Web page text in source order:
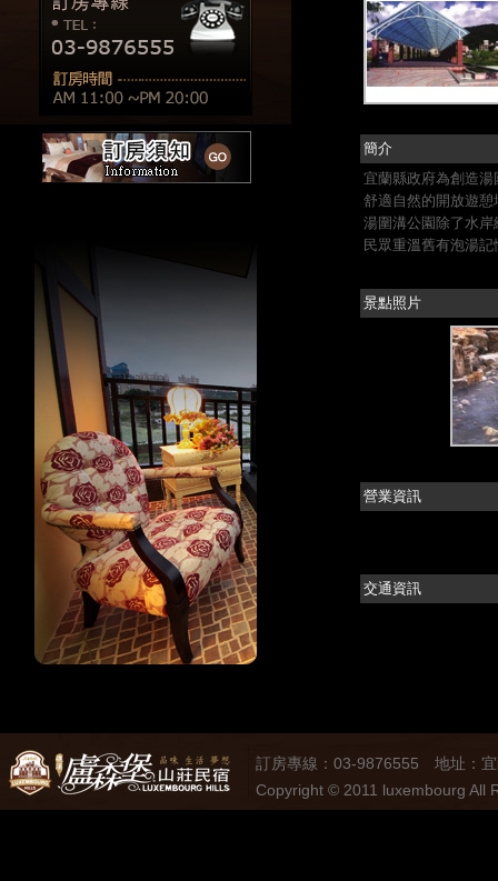
簡介
宜蘭縣政府為創造
舒適自然的開放遊
湯圍溝公園除了水
民眾重溫舊有泡湯
景點照片
營業資訊
交通資訊
訂房專線：03-9876555 地址：
Copyright © 2011 luxembourg All